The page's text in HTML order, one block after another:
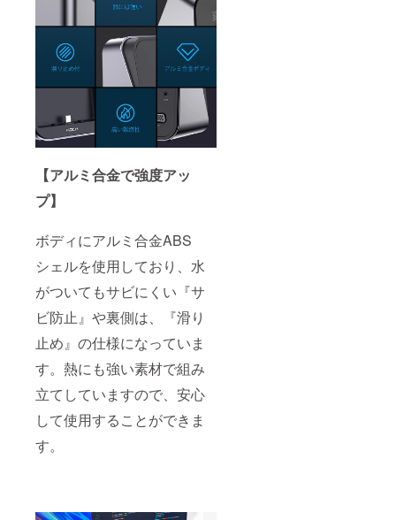
【アルミ合金で強度アッ
プ】
ボディにアルミ合金ABS
シェルを使用しており、水
がついてもサビにくい『サ
ビ防止』や裏側は、『滑り
止め』の仕様になっていま
す。熱にも強い素材で組み
立てしていますので、安心
して使用することができま
す。